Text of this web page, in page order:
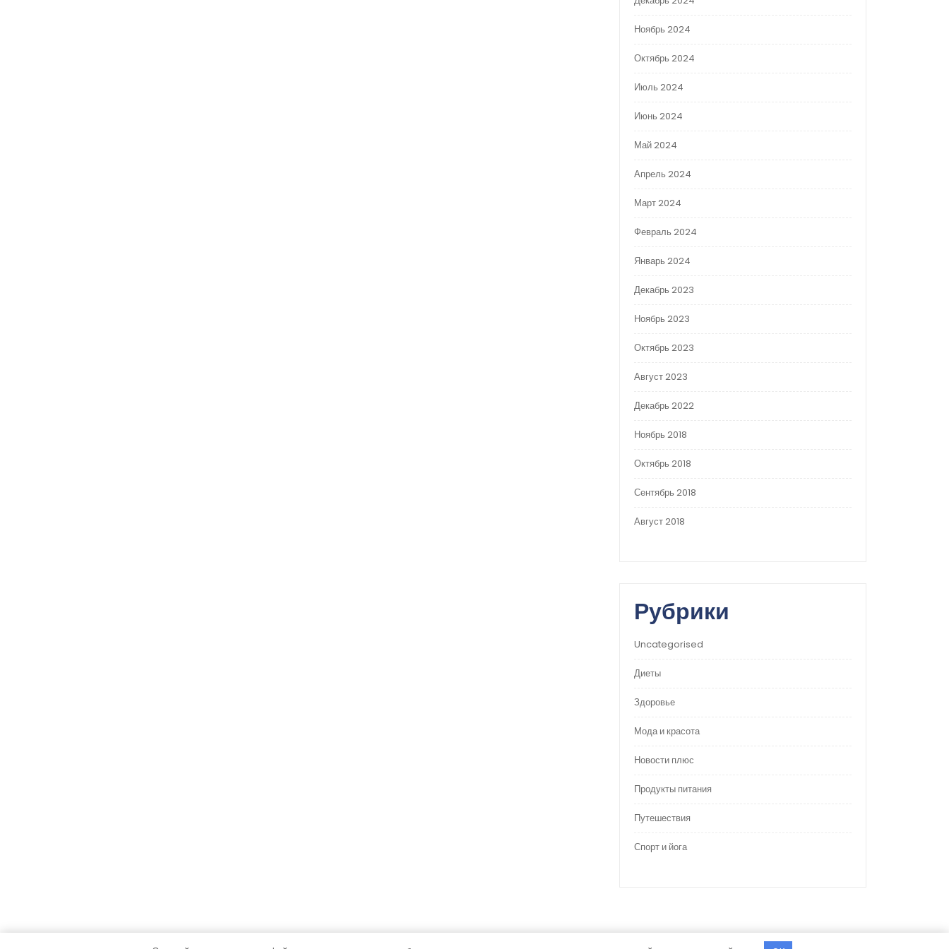
Ноябрь 2024
Октябрь 2024
Июль 2024
Июнь 2024
Май 2024
Апрель 2024
Март 2024
Февраль 2024
Январь 2024
Декабрь 2023
Ноябрь 2023
Октябрь 2023
Август 2023
Декабрь 2022
Ноябрь 2018
Октябрь 2018
Сентябрь 2018
Август 2018
Рубрики
Uncategorised
Диеты
Здоровье
Мода и красота
Новости плюс
Продукты питания
Путешествия
Спорт и йога